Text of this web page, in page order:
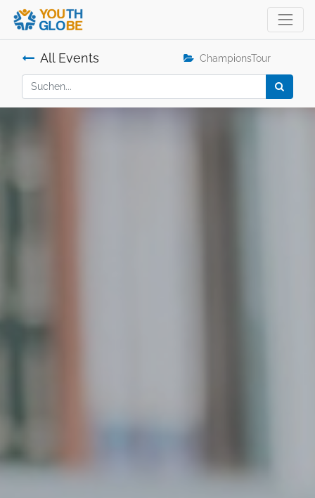
All Events ChampionsTour